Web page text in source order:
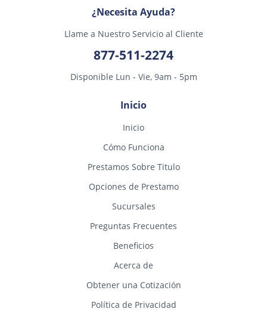
¿Necesita Ayuda?
Llame a Nuestro Servicio al Cliente
877-511-2274
Disponible Lun - Vie, 9am - 5pm
Inicio
Inicio
Cómo Funciona
Prestamos Sobre Titulo
Opciones de Prestamo
Sucursales
Preguntas Frecuentes
Beneficios
Acerca de
Obtener una Cotización
Política de Privacidad